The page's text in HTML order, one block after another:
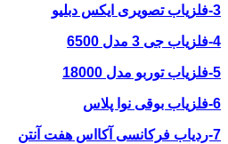
3-فلزیاب تصویری ایکس دبلیو
4-فلزیاب جی 3 مدل 6500
5-فلزیاب توربو مدل 18000
6-فلزیاب بوقی نوا پلاس
7-ردیاب فرکانسی آکااس هفت آنتن